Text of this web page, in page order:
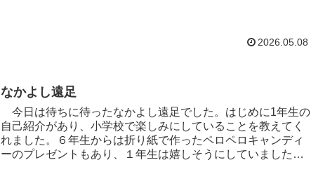
2026.05.08
なかよし遠足
今日は待ちに待ったなかよし遠足でした。はじめに1年生の
自己紹介があり、小学校で楽しみにしていることを教えてく
れました。６年生からは折り紙で作ったペロペロキャンディ
ーのプレゼントもあり、１年生は嬉しそうにしていました。